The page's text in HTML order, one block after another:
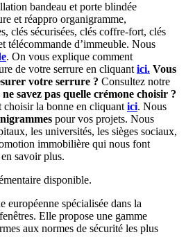
bandeau et porte blindée
et réappro organigramme,
clés sécurisées, clés coffre-fort, clés
télécommande d’immeuble. Nous
. On vous explique comment
de votre serrure en cliquant ici. Vous
votre serrure ? Consultez notre
ne savez pas quelle crémone choisir ?
la bonne en cliquant ici. Nous
pour vos projets. Nous
les universités, les sièges sociaux,
immobilière qui nous font
savoir plus.
disponible.
spécialisée dans la
Elle propose une gamme
aux normes de sécurité les plus